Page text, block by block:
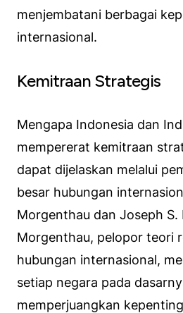
menjembatani berbagai
internasional.
Kemitraan Strategis
Mengapa Indonesia dan
mempererat kemitraan
dapat dijelaskan melalui
besar hubungan
Morgenthau dan Joseph S.
Morgenthau, pelopor teori
hubungan internasional,
setiap negara pada
memperjuangkan